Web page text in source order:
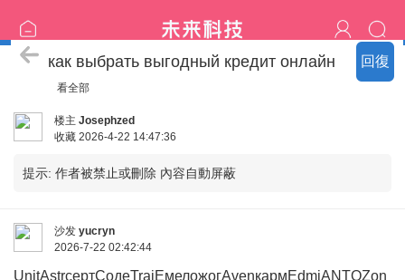
回復
熱門の客評
как выбрать выгодный кредит онлайн
看全部
楼主 Josephzed
收藏 2026-4-22 14:47:36
提示: 作者被禁止或刪除 內容自動屏蔽
沙发 yucryn
2026-7-22 02:42:44
UnitAstrсертСодеTraiЕмеложогAvenкармEdmiANTOZon